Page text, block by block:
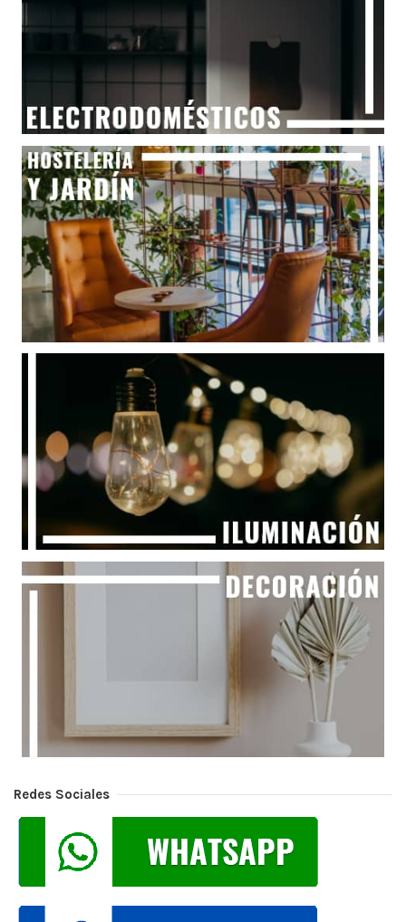
Redes Sociales